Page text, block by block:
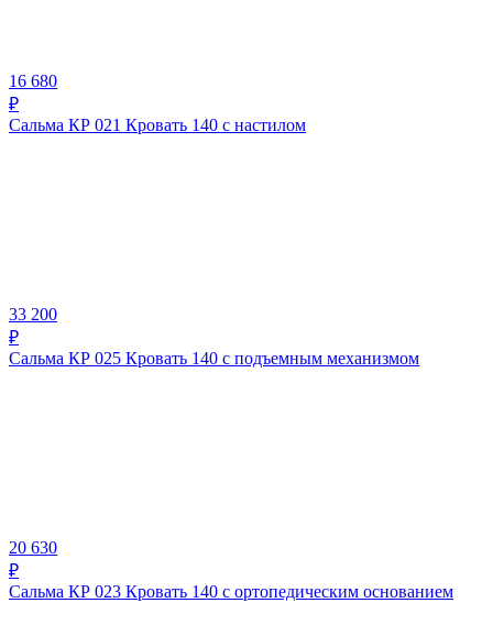
16 680
₽
Сальма КР 021 Кровать 140 с настилом
33 200
₽
Сальма КР 025 Кровать 140 с подъемным механизмом
20 630
₽
Сальма КР 023 Кровать 140 с ортопедическим основанием